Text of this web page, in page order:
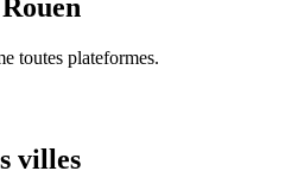
Rouen
toutes plateformes.
villes